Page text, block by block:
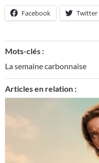
Facebook Twitter
Mots-clés :
La semaine carbonnaise
Articles en relation :